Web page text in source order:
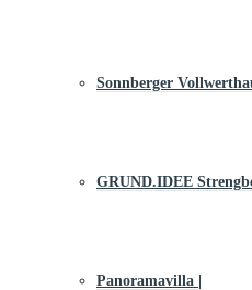
Sonnberger
GRUND.IDEE
Panoramavilla |